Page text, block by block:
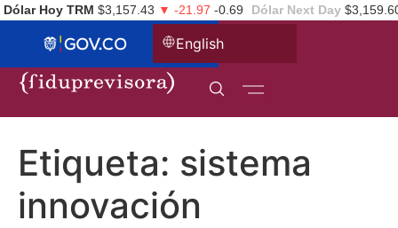
Dólar Hoy TRM $3,157.43 ▼ -21.97 -0.69 Dólar Next Day
English
Etiqueta: sistema
innovación